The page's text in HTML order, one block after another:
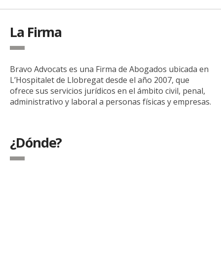
La Firma
Bravo Advocats es una Firma de Abogados ubicada en
L’Hospitalet de Llobregat desde el año 2007, que
ofrece sus servicios jurídicos en el ámbito civil, penal,
administrativo y laboral a personas físicas y empresas.
¿Dónde?